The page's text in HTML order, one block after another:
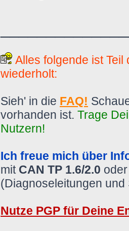
Alles folgende ist
wiederholt:
Sieh' in die FAQ!
vorhanden ist. Trage
Nutzern!
Ich freue mich über
mit CAN TP 1.6/2.0
(Diagnoseleitungen
Nutze PGP für Deine